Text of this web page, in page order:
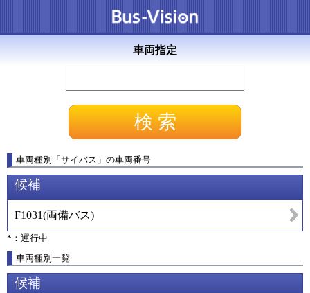
車両指定
車両種別 「 サイバス 」 の車両番号
候補
F1031(両備バス)
*：運行中
車両種別一覧
候補